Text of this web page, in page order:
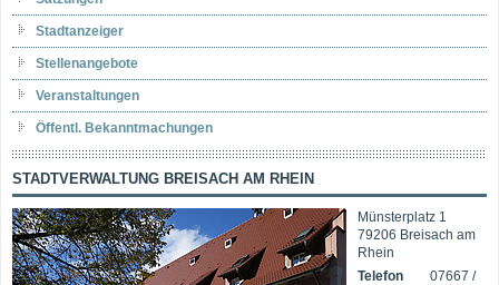
Stadtanzeiger
Stellenangebote
Veranstaltungen
Öffentl. Bekanntmachungen
STADTVERWALTUNG BREISACH AM RHEIN
Münsterplatz 1
79206 Breisach am
Rhein
Telefon
07667 /